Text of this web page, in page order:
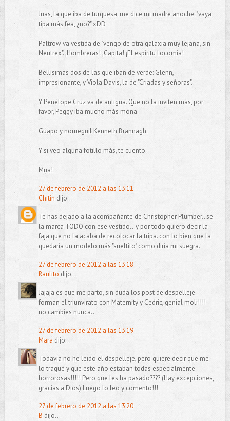
Juas, la que iba de turquesa, me dice mi madre anoche: "vaya
tipa más fea, ¿no?" xDD
Paltrow va vestida de "vengo de otra galaxia muy lejana, sin
Neutrex". ¡Hombreras! ¡Capita! ¡El espíritu Locomia!
Bellísimas dos de las que iban de verde: Glenn,
impresionante, y Viola Davis, la de "Criadas y señoras".
Y Penélope Cruz va de antigua. Que no la inviten más, por
favor, Peggy iba mucho más mona.
Guapo y norueguil Kenneth Brannagh.
Y si veo alguna fotillo más, te cuento.
Mua!
27 de febrero de 2012 a las 13:11
Chitin dijo...
Te has dejado a la acompañante de Christopher Plumber.. se
la marca TODO con ese vestido...y por todo quiero decir la
faja que no la acaba de recolocar la tripa. con lo bien que la
quedaría un modelo más "sueltito" como diría mi suegra.
27 de febrero de 2012 a las 13:18
Raulito dijo...
Jajaja es que me parto, sin duda los post de despelleje
forman el triunvirato con Maternity y Cedric, genial moli!!!!
no cambies nunca..
27 de febrero de 2012 a las 13:19
Mara dijo...
Todavia no he leido el despelleje, pero quiere decir que me
lo tragué y que este año estaban todas especialmente
horrorosas!!!!! Pero que les ha pasado???? (Hay excepciones,
gracias a Dios) Luego lo leo y comento!!!
27 de febrero de 2012 a las 13:20
B dijo...